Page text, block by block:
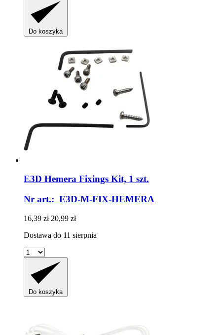
Do koszyka
E3D Hemera Fixings Kit, 1 szt.
Nr art.: E3D-M-FIX-HEMERA
16,39 zł 20,99 zł
Dostawa do 11 sierpnia
Do koszyka